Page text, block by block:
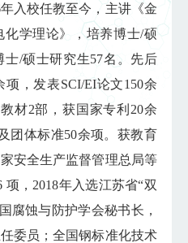
入校任教至今，主讲《金
化学理论》，培养博士/硕
/硕士研究生57名。先后
，发表SCI/EI论文150余
材2部，获国家专利20余
团体标准50余项。获教育
安全生产监督管理总局等
，2018年入选江苏省“双
腐蚀与防护学会秘书长，
委员；全国钢标准化技术